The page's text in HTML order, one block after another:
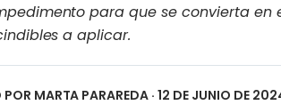
para que se convierta en
a aplicar.
POR MARTA PARAREDA · 12 DE JUNIO DE